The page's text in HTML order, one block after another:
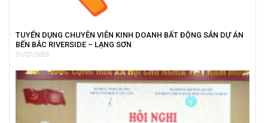
TUYỂN DỤNG CHUYÊN VIÊN KINH DOANH BẤT ĐỘNG SẢN DỰ ÁN
BẾN BẮC RIVERSIDE – LẠNG SƠN
31/07/2026